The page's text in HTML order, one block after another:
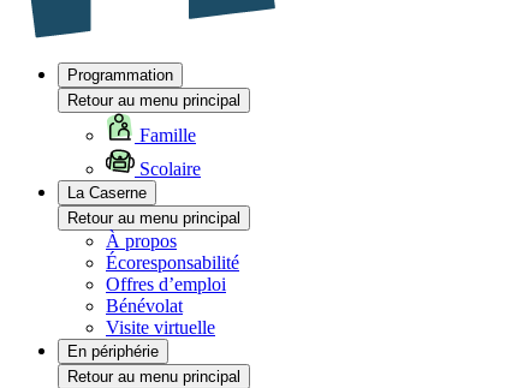
Programmation
Retour au menu principal
Famille
Scolaire
La Caserne
Retour au menu principal
À propos
Écoresponsabilité
Offres d’emploi
Bénévolat
Visite virtuelle
En périphérie
Retour au menu principal